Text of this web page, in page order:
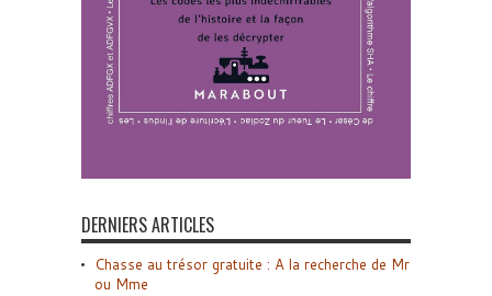
DERNIERS ARTICLES
Chasse au trésor gratuite : A la recherche de Mr
ou Mme